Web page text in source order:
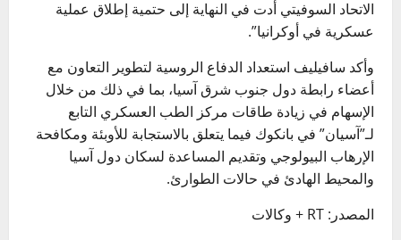
الاتحاد السوفيتي أدت في النهاية إلى حتمية إطلاق عملية
عسكرية في أوكرانيا”.
وأكد سافيليف استعداد الدفاع الروسية لتطوير التعاون مع
أعضاء رابطة دول جنوب شرق آسيا، بما في ذلك من خلال
الإسهام في زيادة طاقات مركز الطب العسكري التابع
لـ”آسيان” في بانكوك فيما يتعلق بالاستجابة للأوبئة ومكافحة
الإرهاب البيولوجي وتقديم المساعدة لسكان دول آسيا
والمحيط الهادئ في حالات الطوارئ.
المصدر: RT + وكالات